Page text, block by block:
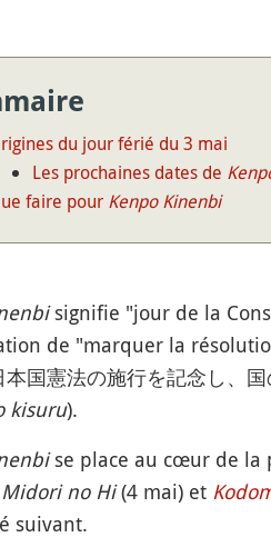
du jour férié du 3 mai
Les prochaines dates de
faire pour Kenpo Kinenbi
signifie "jour de la
de "marquer la
本国憲法の施行を記念し、
kisuru).
se place au cœur de la
Midori no Hi(4 mai) et
suivant.